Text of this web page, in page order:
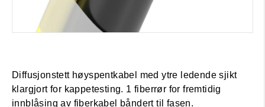
Diffusjonstett høyspentkabel med ytre ledende sjikt
klargjort for kappetesting. 1 fiberrør for fremtidig
innblåsing av fiberkabel båndert til fasen.